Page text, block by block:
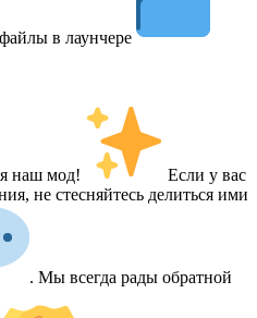
файлы в лаунчере
наш мод!
Если у вас
не стесняйтесь делиться ими
. Мы всегда рады обратной